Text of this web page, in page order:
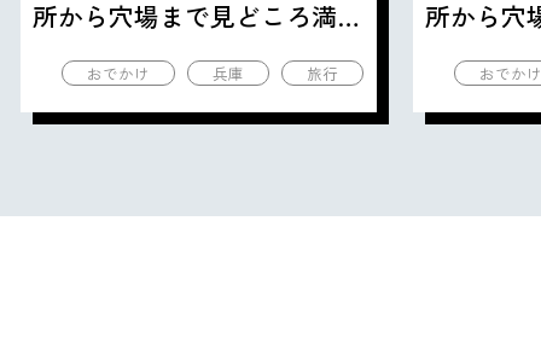
所から穴場まで見どころ満載
おでかけ 兵庫 旅行
所から穴
おでか